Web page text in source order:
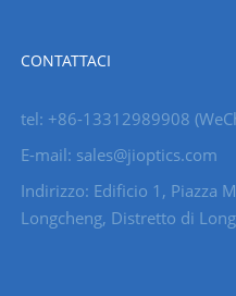
CONTATTACI
tel: +86-13312989908
E-mail: sales@jioptics.com
Indirizzo: Edificio 1, Piazza
Longcheng, Distretto di